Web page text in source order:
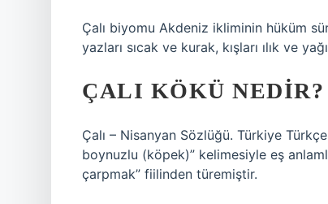
Çalı biyomu Akdeniz ikliminin hüküm
yazları sıcak ve kurak, kışları ılık ve
ÇALI KÖKÜ NEDIR?
Çalı – Nisanyan Sözlüğü. Türkiye
boynuzlu (köpek)” kelimesiyle eş
çarpmak” fiilinden türemiştir.